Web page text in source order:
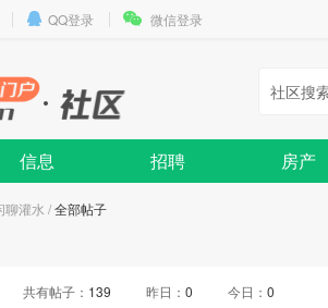
QQ登录 微信登录
社区搜
信息 招聘 房产
聊灌水 /全部帖子
共有帖子： 139 昨日： 0 今日： 0